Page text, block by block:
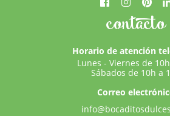
contacto
Horario de atención
Lunes - Viernes de
Sábados de 10h a
Correo